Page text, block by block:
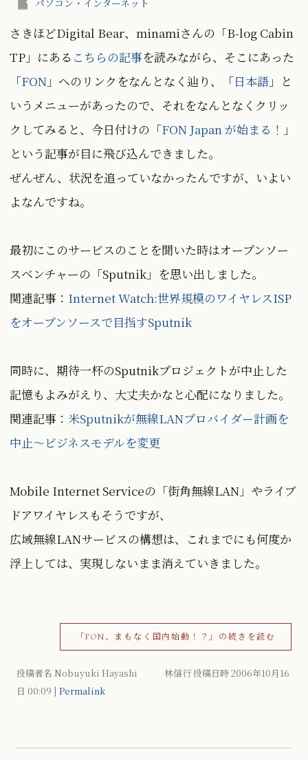
パソコン・インターネット
さきほどDigital Bear、minamiさんの「B-log Cabin
TP」にある こちらの記事を読みながら、そこにあった
「FON 」へのリンクをなんとなく辿り、「日本語 」と
いうメニューがあったので、それをなんとなくクリッ
クしてみると、今日付けの「FON Japan が始まる！ 」
という記事が目に飛び込んできました。
ぜんぜん、状況を追っていなかったんですが、いよい
よなんですね。
最初にこのサービスのことを聞いた時はオープンソー
スベンチャーの「Sputnik」を思い出しました。
関連記事： Internet Watch:世界規模のワイヤレスISP
をオープンソースで目指すSputnik
同時に、期待一杯のSputnikプロジェクトが中止した
記憶もよみがえり、大丈夫かなと心配になりました。
関連記事： 米Sputnikが無線LANプロバイダー計画を
中止〜ビジネスモデルを変更
Mobile Internet Serviceの「街角無線LAN」やライブ
ドアワイヤレスもそうですが、
広域無線LANサービスの構想は、これまでにも何度か
浮上しては、実現しないまま消えていきました。
「FON、まもなく国内始動！？」の続きを読む
投稿者名 Nobuyuki Hayashi 林信行 投稿日時 2006年10月16
日 00:09 | Permalink